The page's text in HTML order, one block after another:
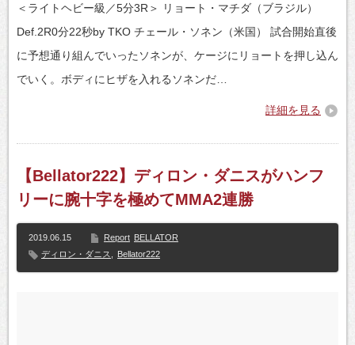
＜ライトヘビー級／5分3R＞ リョート・マチダ（ブラジル）
Def.2R0分22秒by TKO チェール・ソネン（米国） 試合開始直後
に予想通り組んでいったソネンが、ケージにリョートを押し込ん
でいく。ボディにヒザを入れるソネンだ…
詳細を見る
【Bellator222】ディロン・ダニスがハンフ
リーに腕十字を極めてMMA2連勝
2019.06.15 Report BELLATOR
ディロン・ダニス
Bellator222